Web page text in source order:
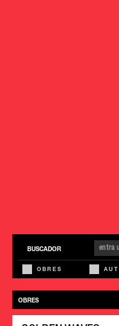
BUSCADOR
OBRES
OBRES